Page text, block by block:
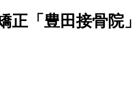
「豊田接骨院」